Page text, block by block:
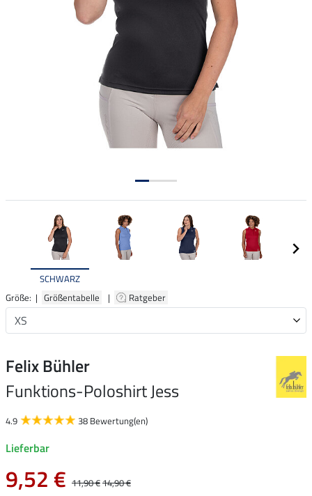
SCHWARZ
Größe: | Größentabelle | Ratgeber
Felix Bühler
Funktions-Poloshirt Jess
4.9 38 Bewertung(en)
Lieferbar
9,52 € 11,90 €14,90 €